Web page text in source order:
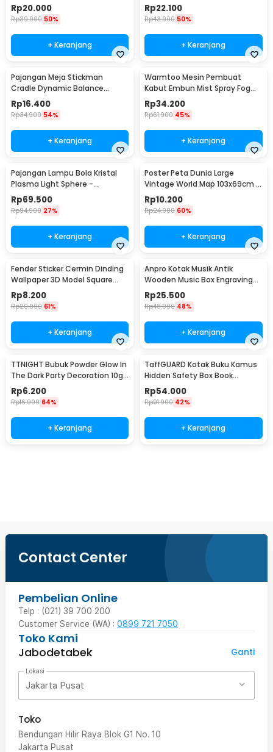
Rp20.000
Rp39.900 50%
+ Keranjang
PCS - FS-1809
Rp22.100
Rp43.900 50%
+ Keranjang
Pajangan Meja Stickman
Cradle Dynamic Balance
Instrument Ball Pendulum
Rp16.400
Rp34.900 54%
+ Keranjang
Warmtoo Mesin Pembuat
Kabut Embun Mist Spray Fog
Maker 12 LED 24V - WT01
Rp34.200
Rp61.900 45%
+ Keranjang
Pajangan Lampu Bola Kristal
Plasma Light Sphere -
ZC211700
Rp69.500
Rp94.900 27%
+ Keranjang
Poster Peta Dunia Large
Vintage World Map 103x69cm -
N401
Rp10.200
Rp24.900 60%
+ Keranjang
Fender Sticker Cermin Dinding
Wallpaper 3D Model Square
Mirror 9 PCS - Q353
Rp8.200
Rp20.900 61%
+ Keranjang
Anpro Kotak Musik Antik
Wooden Music Box Engraving
Harry Potter - ADQ0194
Rp25.500
Rp48.900 48%
+ Keranjang
TTNIGHT Bubuk Powder Glow In
The Dark Party Decoration 10g
- T01
Rp6.200
Rp16.900 64%
+ Keranjang
TaffGUARD Kotak Buku Kamus
Hidden Safety Box Book
Password Lock Size S - KB-10P
Rp54.000
Rp91.900 42%
+ Keranjang
Contact Center
Pembelian Online
Telp : (021) 39 700 200
Customer Service (WA) : 0899 721 7050
Toko Kami
Jabodetabek
Ganti
Lokasi
Jakarta Pusat
Toko
Bendungan Hilir Raya Blok G1 No. 10
Jakarta Pusat